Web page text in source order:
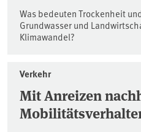
Was bedeuten Trockenheit
Grundwasser und
Klimawandel?
Verkehr
Mit Anreizen